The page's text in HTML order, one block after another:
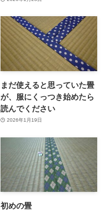
まだ使えると思っていた畳
が、服にくっつき始めたら
読んでください
2026年1月19日
初めの畳